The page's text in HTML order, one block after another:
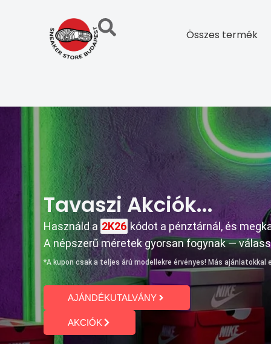
Összes termék
Tavaszi Akciók...
Használd a2K26 kódot a pénztárnál, és
A népszerű méretek gyorsan fogynak —
*A kupon csak a teljes árú modellekre érvényes! Más
AJÁNDÉKUTALVÁNY
AKCIÓK